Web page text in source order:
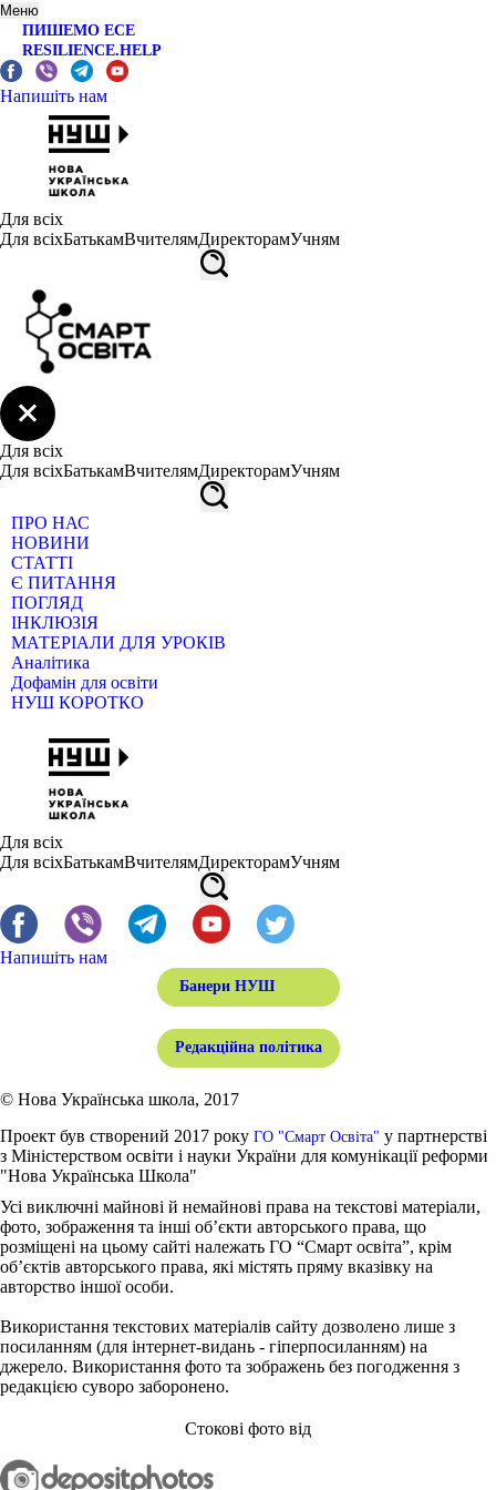
Меню
ПИШЕМО ЕСЕ
RESILIENCE.HELP
Напишіть нам
Для всіх
Для всіхБатькамВчителямДиректорамУчням
Для всіх
Для всіхБатькамВчителямДиректорамУчням
ПРО НАС
НОВИНИ
СТАТТІ
Є ПИТАННЯ
ПОГЛЯД
ІНКЛЮЗІЯ
МАТЕРІАЛИ ДЛЯ УРОКІВ
Аналітика
Дофамін для освіти
НУШ КОРОТКО
Для всіх
Для всіхБатькамВчителямДиректорамУчням
Напишіть нам
Банери НУШ
Редакційна політика
© Нова Українська школа, 2017
Проект був створений 2017 року ГО "Смарт Освіта" у партнерстві
з Міністерством освіти і науки України для комунікації реформи
"Нова Українська Школа"
Усі виключні майнові й немайнові права на текстові матеріали,
фото, зображення та інші об’єкти авторського права, що
розміщені на цьому сайті належать ГО “Смарт освіта”, крім
об’єктів авторського права, які містять пряму вказівку на
авторство іншої особи.
Використання текстових матеріалів сайту дозволено лише з
посиланням (для інтернет-видань - гіперпосиланням) на
джерело. Використання фото та зображень без погодження з
редакцією суворо заборонено.
Стокові фото від